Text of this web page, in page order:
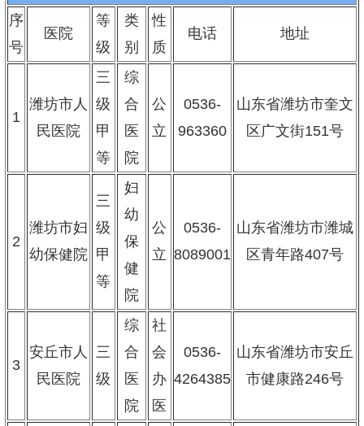
序
号
医院
等
级
类
别
性
质
电话 地址
1
潍坊市人
民医院
三
级
甲
等
综
合
医
院
公
立
0536-
963360
山东省潍坊市奎文
区广文街151号
2
潍坊市妇
幼保健院
三
级
甲
等
妇
幼
保
健
院
公
立
0536-
8089001
山东省潍坊市潍城
区青年路407号
3
安丘市人
民医院
三
级
综
合
医
院
社
会
办
医
0536-
4264385
山东省潍坊市安丘
市健康路246号